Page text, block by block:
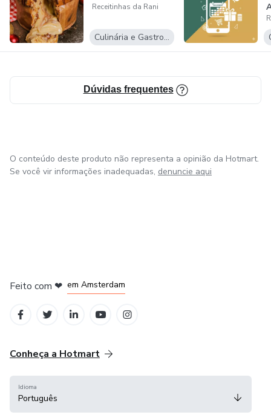
Receitinhas da Rani
Culinária e Gastronomia
Dúvidas frequentes
O conteúdo deste produto não representa a opinião da Hotmart.
Se você vir informações inadequadas, denuncie aqui
Feito com ❤ em Amsterdam
Conheça a Hotmart
Idioma
Português